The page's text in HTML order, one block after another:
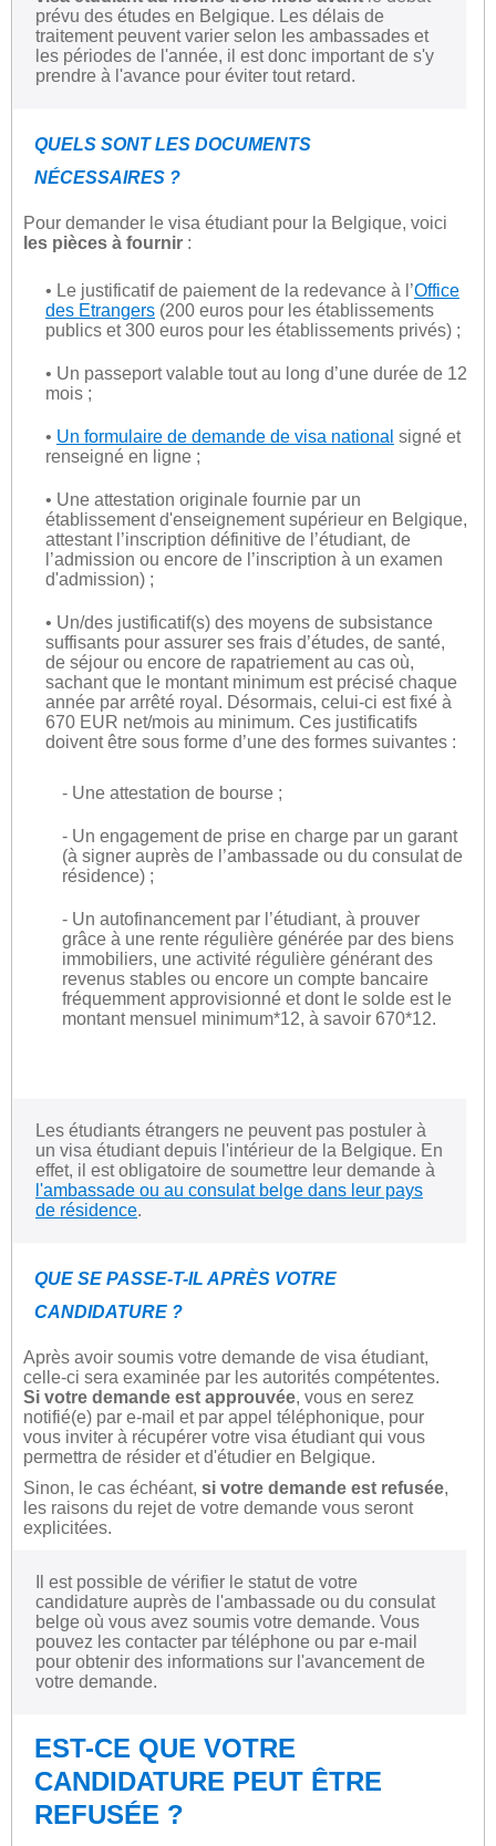
prévu des études en Belgique. Les délais de
traitement peuvent varier selon les ambassades et
les périodes de l'année, il est donc important de s'y
prendre à l'avance pour éviter tout retard.
QUELS SONT LES DOCUMENTS
NÉCESSAIRES ?
Pour demander le visa étudiant pour la Belgique, voici
les pièces à fournir :
• Le justificatif de paiement de la redevance à l’Office
des Etrangers (200 euros pour les établissements
publics et 300 euros pour les établissements privés) ;
• Un passeport valable tout au long d’une durée de 12
mois ;
• Un formulaire de demande de visa national signé et
renseigné en ligne ;
• Une attestation originale fournie par un
établissement d'enseignement supérieur en Belgique,
attestant l’inscription définitive de l’étudiant, de
l’admission ou encore de l’inscription à un examen
d'admission) ;
• Un/des justificatif(s) des moyens de subsistance
suffisants pour assurer ses frais d’études, de santé,
de séjour ou encore de rapatriement au cas où,
sachant que le montant minimum est précisé chaque
année par arrêté royal. Désormais, celui-ci est fixé à
670 EUR net/mois au minimum. Ces justificatifs
doivent être sous forme d’une des formes suivantes :
- Une attestation de bourse ;
- Un engagement de prise en charge par un garant
(à signer auprès de l’ambassade ou du consulat de
résidence) ;
- Un autofinancement par l’étudiant, à prouver
grâce à une rente régulière générée par des biens
immobiliers, une activité régulière générant des
revenus stables ou encore un compte bancaire
fréquemment approvisionné et dont le solde est le
montant mensuel minimum*12, à savoir 670*12.
Les étudiants étrangers ne peuvent pas postuler à
un visa étudiant depuis l'intérieur de la Belgique. En
effet, il est obligatoire de soumettre leur demande à
l'ambassade ou au consulat belge dans leur pays
de résidence.
QUE SE PASSE-T-IL APRÈS VOTRE
CANDIDATURE ?
Après avoir soumis votre demande de visa étudiant,
celle-ci sera examinée par les autorités compétentes.
Si votre demande est approuvée, vous en serez
notifié(e) par e-mail et par appel téléphonique, pour
vous inviter à récupérer votre visa étudiant qui vous
permettra de résider et d'étudier en Belgique.
Sinon, le cas échéant, si votre demande est refusée,
les raisons du rejet de votre demande vous seront
explicitées.
Il est possible de vérifier le statut de votre
candidature auprès de l'ambassade ou du consulat
belge où vous avez soumis votre demande. Vous
pouvez les contacter par téléphone ou par e-mail
pour obtenir des informations sur l'avancement de
votre demande.
EST-CE QUE VOTRE
CANDIDATURE PEUT ÊTRE
REFUSÉE ?